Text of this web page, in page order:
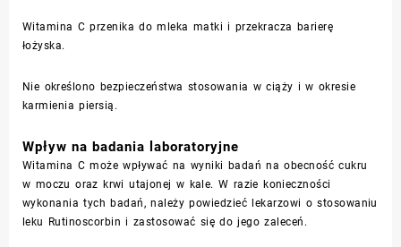
Witamina C przenika do mleka matki i przekracza barierę
łożyska.
Nie określono bezpieczeństwa stosowania w ciąży i w okresie
karmienia piersią.
Wpływ na badania laboratoryjne
Witamina C może wpływać na wyniki badań na obecność cukru
w moczu oraz krwi utajonej w kale. W razie konieczności
wykonania tych badań, należy powiedzieć lekarzowi o stosowaniu
leku Rutinoscorbin i zastosować się do jego zaleceń.